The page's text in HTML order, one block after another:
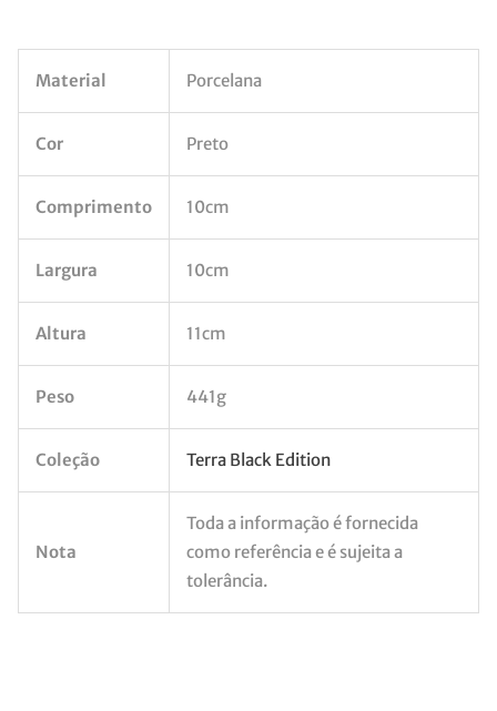
Material Porcelana
Cor Preto
Comprimento 10cm
Largura 10cm
Altura 11cm
Peso 441g
Coleção Terra Black Edition
Nota
Toda a informação é fornecida
como referência e é sujeita a
tolerância.